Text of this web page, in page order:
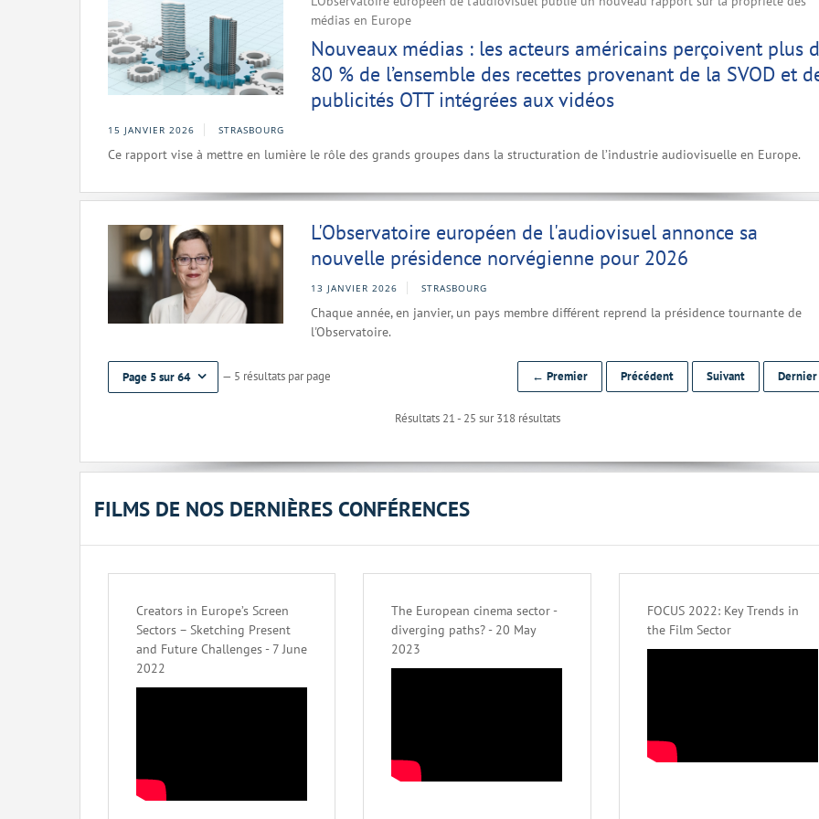
médias en Europe
Nouveaux médias : les acteurs américains perçoivent plus
80 % de l’ensemble des recettes provenant de la SVOD et
publicités OTT intégrées aux vidéos
15 JANVIER 2026 STRASBOURG
Ce rapport vise à mettre en lumière le rôle des grands groupes dans la structuration de l’industrie audiovisuelle en Europe.
L'Observatoire européen de l'audiovisuel annonce sa
nouvelle présidence norvégienne pour 2026
13 JANVIER 2026 STRASBOURG
Chaque année, en janvier, un pays membre différent reprend la présidence tournante de
l'Observatoire.
Page 5 sur 64 — 5 résultats par page
Résultats 21 - 25 sur 318 résultats
← Premier Précédent Suivant
FILMS DE NOS DERNIÈRES CONFÉRENCES
Creators in Europe’s Screen
Sectors – Sketching Present
and Future Challenges - 7 June
2022
The European cinema sector -
diverging paths? - 20 May
2023
FOCUS 2022: Key Trends in
the Film Sector